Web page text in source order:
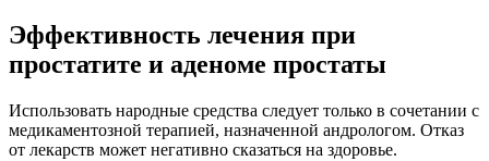
Эффективность лечения при
простатите и аденоме простаты
Использовать народные средства следует только в сочетании с
медикаментозной терапией, назначенной андрологом. Отказ
от лекарств может негативно сказаться на здоровье.